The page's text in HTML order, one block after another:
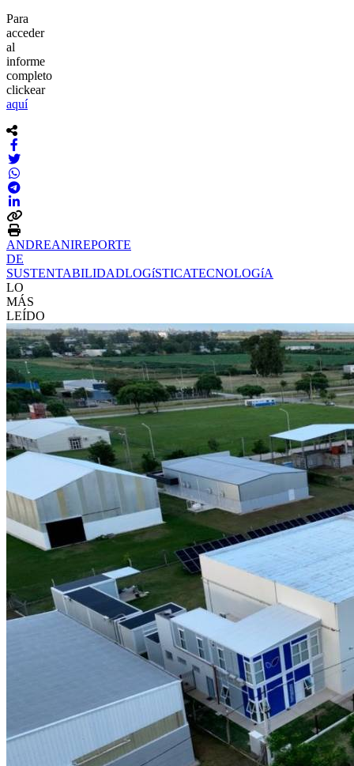
Para
acceder
al
informe
completo
clickear
aquí
ANDREANIREPORTE
DE
SUSTENTABILIDADLOGíSTICATECNOLOGíA
LO
MÁS
LEÍDO